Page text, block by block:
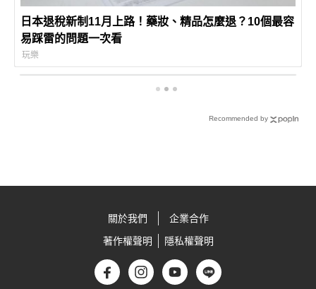
日本退稅新制11月上路！藥妝、精品怎麼退？10個最容
易踩雷的問題一次看
玩樂
Recommended by
關於我們
企業合作
著作權聲明
隱私權聲明